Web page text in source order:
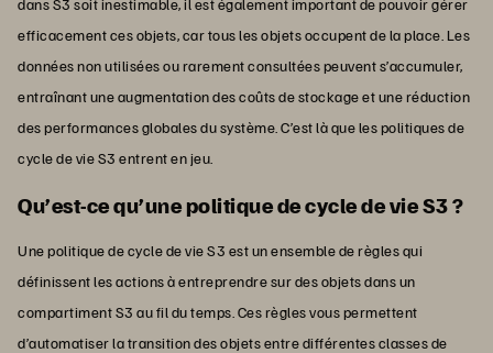
dans S3 soit inestimable, il est également important de pouvoir gérer
efficacement ces objets, car tous les objets occupent de la place. Les
données non utilisées ou rarement consultées peuvent s’accumuler,
entraînant une augmentation des coûts de stockage et une réduction
des performances globales du système. C’est là que les politiques de
cycle de vie S3 entrent en jeu.
Qu’est-ce qu’une politique de cycle de vie S3 ?
Une politique de cycle de vie S3 est un ensemble de règles qui
définissent les actions à entreprendre sur des objets dans un
compartiment S3 au fil du temps. Ces règles vous permettent
d’automatiser la transition des objets entre différentes classes de